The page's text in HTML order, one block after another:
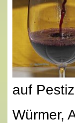
auf
Würmer,